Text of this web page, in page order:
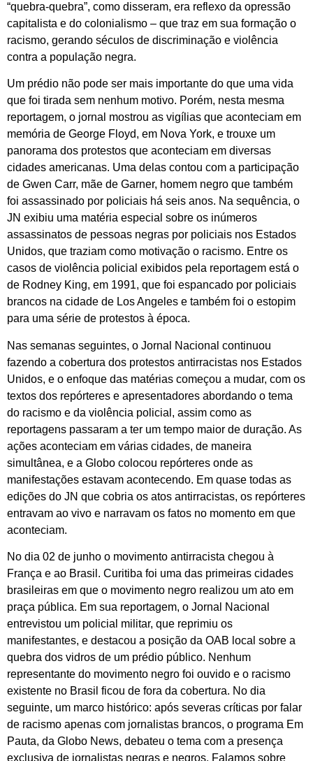
“quebra-quebra”, como disseram, era reflexo da opressão
capitalista e do colonialismo – que traz em sua formação o
racismo, gerando séculos de discriminação e violência
contra a população negra.
Um prédio não pode ser mais importante do que uma vida
que foi tirada sem nenhum motivo. Porém, nesta mesma
reportagem, o jornal mostrou as vigílias que aconteciam em
memória de George Floyd, em Nova York, e trouxe um
panorama dos protestos que aconteciam em diversas
cidades americanas. Uma delas contou com a participação
de Gwen Carr, mãe de Garner, homem negro que também
foi assassinado por policiais há seis anos. Na sequência, o
JN exibiu uma matéria especial sobre os inúmeros
assassinatos de pessoas negras por policiais nos Estados
Unidos, que traziam como motivação o racismo. Entre os
casos de violência policial exibidos pela reportagem está o
de Rodney King, em 1991, que foi espancado por policiais
brancos na cidade de Los Angeles e também foi o estopim
para uma série de protestos à época.
Nas semanas seguintes, o Jornal Nacional continuou
fazendo a cobertura dos protestos antirracistas nos Estados
Unidos, e o enfoque das matérias começou a mudar, com os
textos dos repórteres e apresentadores abordando o tema
do racismo e da violência policial, assim como as
reportagens passaram a ter um tempo maior de duração. As
ações aconteciam em várias cidades, de maneira
simultânea, e a Globo colocou repórteres onde as
manifestações estavam acontecendo. Em quase todas as
edições do JN que cobria os atos antirracistas, os repórteres
entravam ao vivo e narravam os fatos no momento em que
aconteciam.
No dia 02 de junho o movimento antirracista chegou à
França e ao Brasil. Curitiba foi uma das primeiras cidades
brasileiras em que o movimento negro realizou um ato em
praça pública. Em sua reportagem, o Jornal Nacional
entrevistou um policial militar, que reprimiu os
manifestantes, e destacou a posição da OAB local sobre a
quebra dos vidros de um prédio público. Nenhum
representante do movimento negro foi ouvido e o racismo
existente no Brasil ficou de fora da cobertura. No dia
seguinte, um marco histórico: após severas críticas por falar
de racismo apenas com jornalistas brancos, o programa Em
Pauta, da Globo News, debateu o tema com a presença
exclusiva de jornalistas negras e negros. Falamos sobre